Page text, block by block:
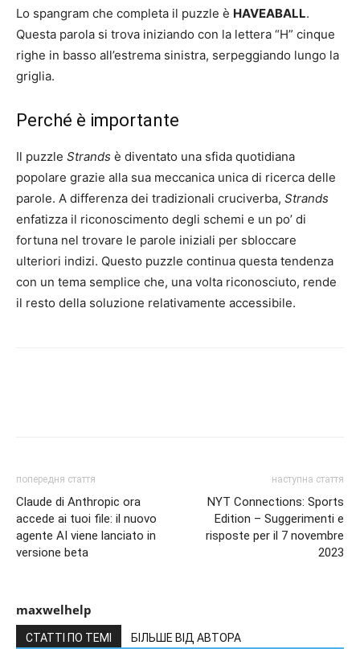
Lo spangram che completa il puzzle è HAVEABALL.
Questa parola si trova iniziando con la lettera “H” cinque
righe in basso all’estrema sinistra, serpeggiando lungo la
griglia.
Perché è importante
Il puzzle Strands è diventato una sfida quotidiana
popolare grazie alla sua meccanica unica di ricerca delle
parole. A differenza dei tradizionali cruciverba, Strands
enfatizza il riconoscimento degli schemi e un po’ di
fortuna nel trovare le parole iniziali per sbloccare
ulteriori indizi. Questo puzzle continua questa tendenza
con un tema semplice che, una volta riconosciuto, rende
il resto della soluzione relativamente accessibile.
попередня стаття
Claude di Anthropic ora
accede ai tuoi file: il nuovo
agente AI viene lanciato in
versione beta
наступна стаття
NYT Connections: Sports
Edition – Suggerimenti e
risposte per il 7 novembre
2023
maxwelhelp
СТАТТІ ПО ТЕМІ БІЛЬШЕ ВІД АВТОРА